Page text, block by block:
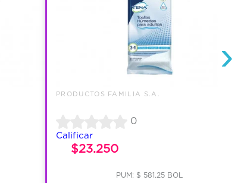
PRODUCTOS FAMILIA S.A.
0
Calificar
$23.250
PUM: $ 581.25 BOL
›